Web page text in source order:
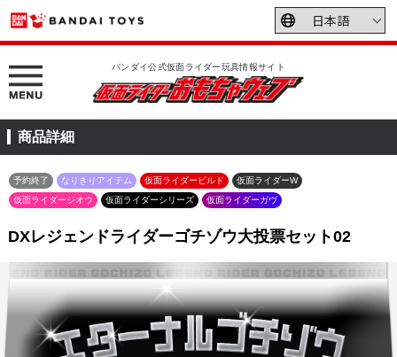
バンダイ公式仮面ライダー玩具情報サイト
商品詳細
予約終了 なりきりアイテム 仮面ライダービルド
仮面ライダーW
仮面ライダージオウ
仮面ライダーシリーズ 仮面ライダーガヴ
DXレジェンドライダーゴチゾウ大投票セット02